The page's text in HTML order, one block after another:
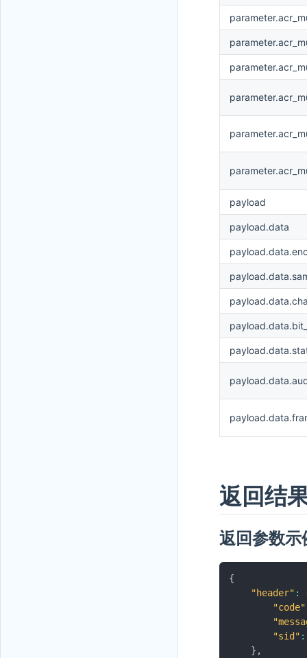
payload
payload.data
返回结
返回参数示
{
"header" :
"code"
"sid" :
} ,